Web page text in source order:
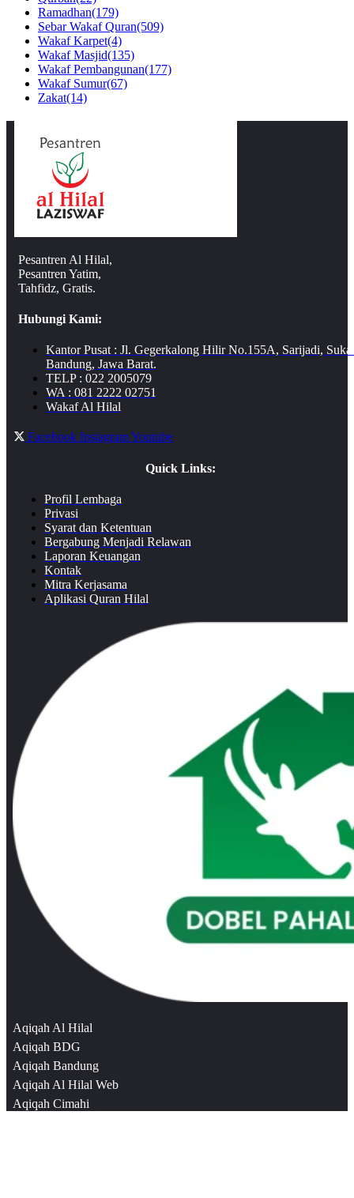
Ramadhan(179)
Sebar Wakaf Quran(509)
Wakaf Karpet(4)
Wakaf Masjid(135)
Wakaf Pembangunan(177)
Wakaf Sumur(67)
Zakat(14)
Pesantren Al Hilal,
Pesantren Yatim,
Tahfidz, Gratis.
Hubungi Kami:
Kantor Pusat : Jl. Gegerkalong Hilir No.155A, Sarijadi,
Bandung, Jawa Barat.
TELP : 022 2005079
WA : 081 2222 02751
Wakaf Al Hilal
Facebook InstagramYoutube
Quick Links:
Profil Lembaga
Privasi
Syarat dan Ketentuan
Bergabung Menjadi Relawan
Laporan Keuangan
Kontak
Mitra Kerjasama
Aplikasi Quran Hilal
Aqiqah Al Hilal
Aqiqah BDG
Aqiqah Bandung
Aqiqah Al Hilal Web
Aqiqah Cimahi